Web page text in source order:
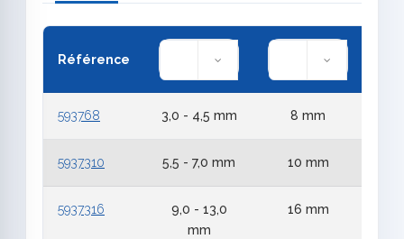
Référence
593768 3,0 - 4,5 mm 8 mm
5937310 5,5 - 7,0 mm 10 mm
5937316
9,0 - 13,0
mm
16 mm